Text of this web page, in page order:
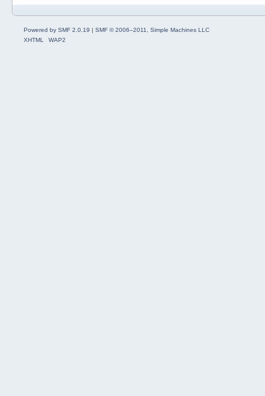
Powered by SMF 2.0.19 | SMF © 2006–2011, Simple Machines LLC
XHTML
WAP2